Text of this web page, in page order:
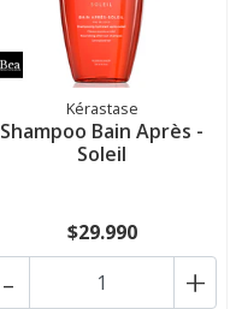
Kérastase
Shampoo Bain Après -
Soleil
$29.990
+
-